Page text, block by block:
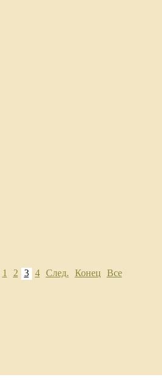
1 2 3 4 След. Конец Все